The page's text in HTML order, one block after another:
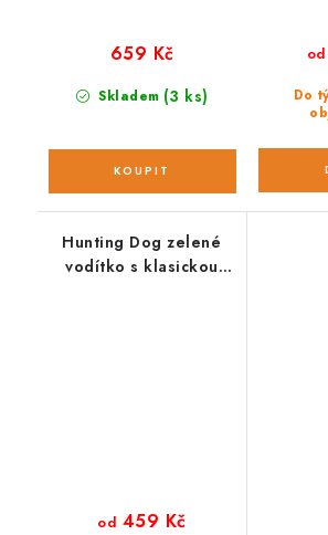
Skladem (3 ks)
659 Kč
Do
od
Hunting Dog zelené
vodítko s klasickou
od 459 Kč